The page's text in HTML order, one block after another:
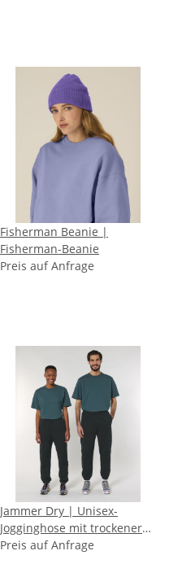
Fisherman Beanie |
Fisherman-Beanie
Preis auf Anfrage
Jammer Dry | Unisex-
Jogginghose mit trockener
Haptik
Preis auf Anfrage